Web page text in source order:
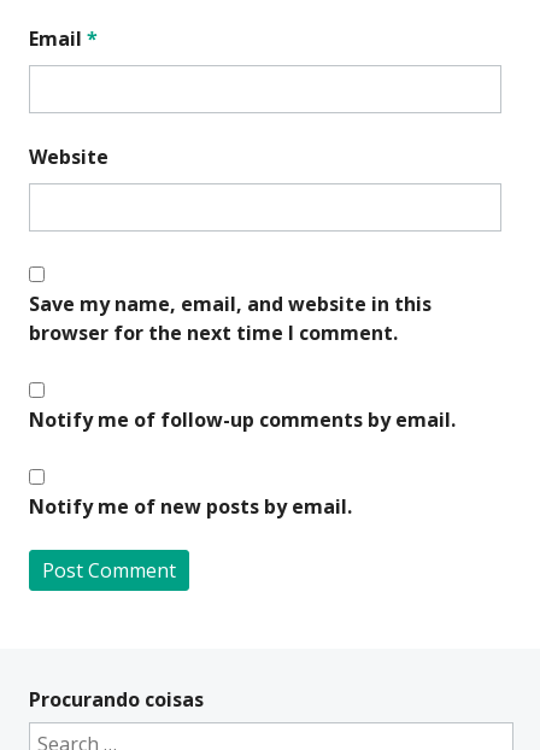
Email *
Website
Save my name, email, and website in this
browser for the next time I comment.
Notify me of follow-up comments by email.
Notify me of new posts by email.
t
e
Procurando coisas
Search